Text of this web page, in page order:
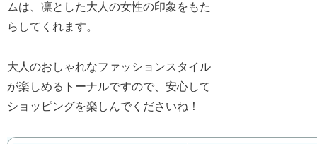
ムは、凛とした大人の女性の印象をもた
らしてくれます。
大人のおしゃれなファッションスタイル
が楽しめるトーナルですので、安心して
ショッピングを楽しんでくださいね！